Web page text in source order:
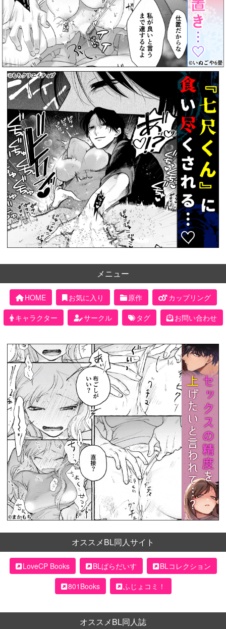
メニュー
HOME お気に入り 原作
カップリング
キャラクター
サークル タグ お問い合わせ
オススメBL同人サイト
LoveCP Books BLぱらだいす
BLコレクション
801Books
ふじょコミ！
オススメBL同人誌